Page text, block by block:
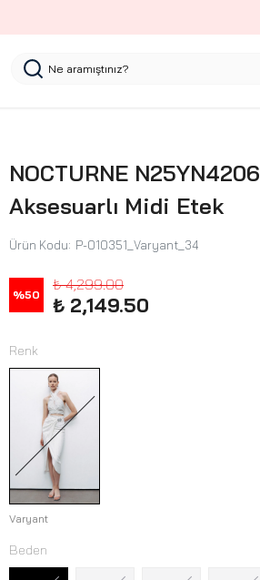
NOCTURNE N25YN4206
Aksesuarlı Midi Etek
Ürün Kodu: P-010351_Varyant_34
%50
₺ 4,299.00
₺ 2,149.50
Renk
Varyant
Beden